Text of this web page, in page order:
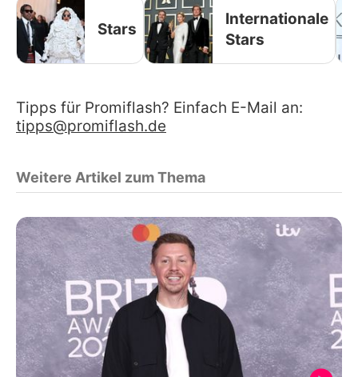
Stars
Internationale
Stars
Tipps für Promiflash? Einfach E-Mail an:
tipps@promiflash.de
Weitere Artikel zum Thema